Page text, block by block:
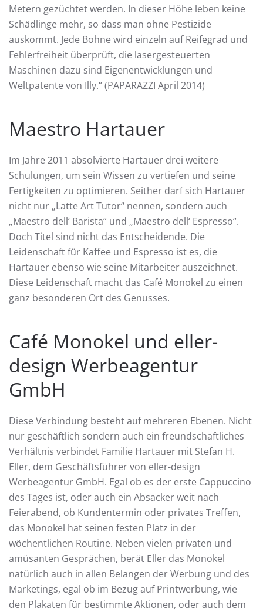
Metern gezüchtet werden. In dieser Höhe leben keine
Schädlinge mehr, so dass man ohne Pestizide
auskommt. Jede Bohne wird einzeln auf Reifegrad und
Fehlerfreiheit überprüft, die lasergesteuerten
Maschinen dazu sind Eigenentwicklungen und
Weltpatente von Illy.“ (PAPARAZZI April 2014)
Maestro Hartauer
Im Jahre 2011 absolvierte Hartauer drei weitere
Schulungen, um sein Wissen zu vertiefen und seine
Fertigkeiten zu optimieren. Seither darf sich Hartauer
nicht nur „Latte Art Tutor“ nennen, sondern auch
„Maestro dell‘ Barista“ und „Maestro dell‘ Espresso“.
Doch Titel sind nicht das Entscheidende. Die
Leidenschaft für Kaffee und Espresso ist es, die
Hartauer ebenso wie seine Mitarbeiter auszeichnet.
Diese Leidenschaft macht das Café Monokel zu einen
ganz besonderen Ort des Genusses.
Café Monokel und eller-
design Werbeagentur
GmbH
Diese Verbindung besteht auf mehreren Ebenen. Nicht
nur geschäftlich sondern auch ein freundschaftliches
Verhältnis verbindet Familie Hartauer mit Stefan H.
Eller, dem Geschäftsführer von eller-design
Werbeagentur GmbH. Egal ob es der erste Cappuccino
des Tages ist, oder auch ein Absacker weit nach
Feierabend, ob Kundentermin oder privates Treffen,
das Monokel hat seinen festen Platz in der
wöchentlichen Routine. Neben vielen privaten und
amüsanten Gesprächen, berät Eller das Monokel
natürlich auch in allen Belangen der Werbung und des
Marketings, egal ob im Bezug auf Printwerbung, wie
den Plakaten für bestimmte Aktionen, oder auch dem